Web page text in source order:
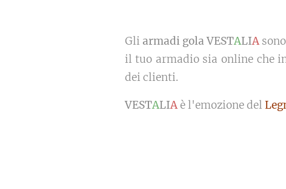
Gli armadi gola VESTALIAsono
il tuo armadio sia online che
dei clienti.
VESTALIA è l'emozione del